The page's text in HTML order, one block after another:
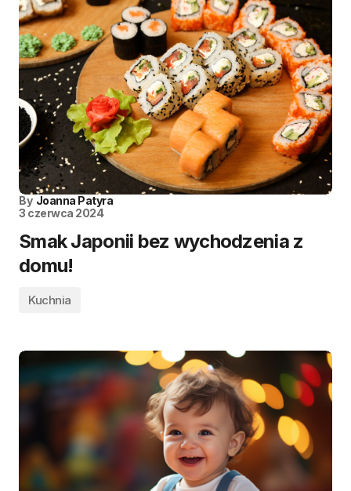
By Joanna Patyra
3 czerwca 2024
Smak Japonii bez wychodzenia z
domu!
Kuchnia